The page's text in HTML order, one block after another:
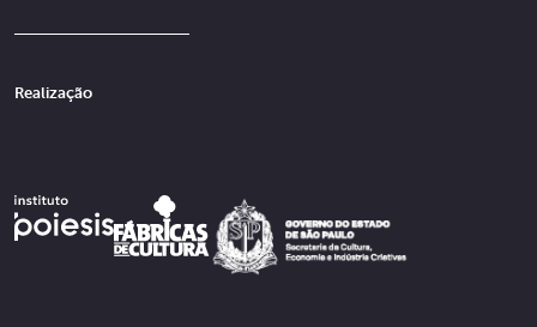
Realização